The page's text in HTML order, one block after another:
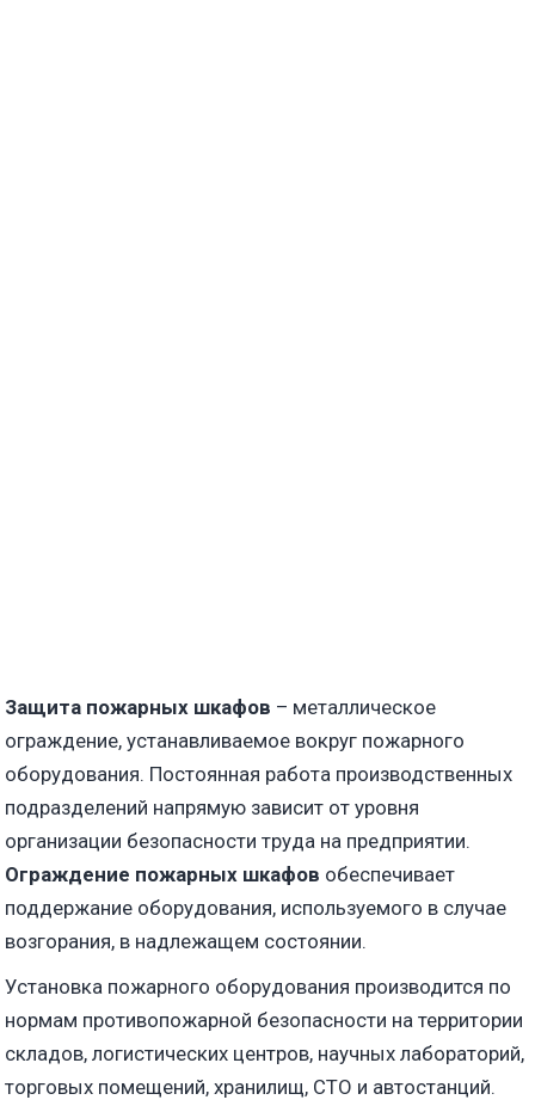
Защита пожарных шкафов – металлическое
ограждение, устанавливаемое вокруг пожарного
оборудования. Постоянная работа производственных
подразделений напрямую зависит от уровня
организации безопасности труда на предприятии.
Ограждение пожарных шкафов обеспечивает
поддержание оборудования, используемого в случае
возгорания, в надлежащем состоянии.
Установка пожарного оборудования производится по
нормам противопожарной безопасности на территории
складов, логистических центров, научных лабораторий,
торговых помещений, хранилищ, СТО и автостанций.